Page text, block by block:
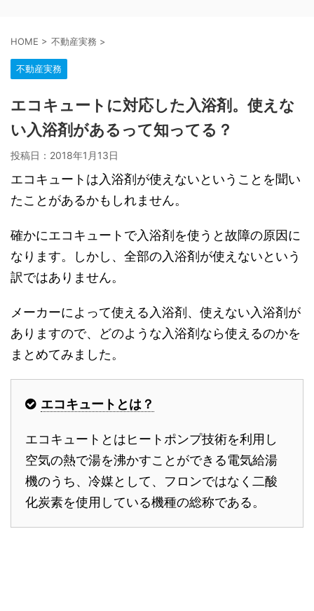
HOME > 不動産実務 >
不動産実務
エコキュートに対応した入浴剤。使えな
い入浴剤があるって知ってる？
投稿日： 2018年1月13日
エコキュートは入浴剤が使えないということを聞い
たことがあるかもしれません。
確かにエコキュートで入浴剤を使うと故障の原因に
なります。しかし、全部の入浴剤が使えないという
訳ではありません。
メーカーによって使える入浴剤、使えない入浴剤が
ありますので、どのような入浴剤なら使えるのかを
まとめてみました。
エコキュートとは？
エコキュートとはヒートポンプ技術を利用し
空気の熱で湯を沸かすことができる電気給湯
機のうち、冷媒として、フロンではなく二酸
化炭素を使用している機種の総称である。